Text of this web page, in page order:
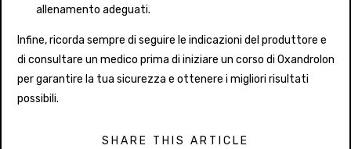
allenamento adeguati.
Infine, ricorda sempre di seguire le indicazioni del produttore e
di consultare un medico prima di iniziare un corso di Oxandrolon
per garantire la tua sicurezza e ottenere i migliori risultati
possibili.
SHARE THIS ARTICLE